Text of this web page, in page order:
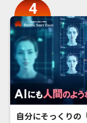
自分にそっくりの